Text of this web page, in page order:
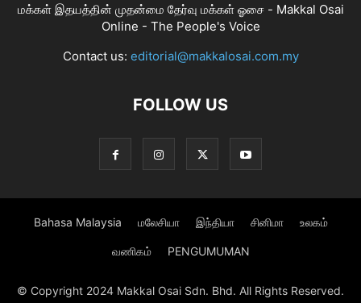
மக்கள் இதயத்தின் முதன்மை தேர்வு மக்கள் ஓசை - Makkal Osai
Online - The People's Voice
Contact us: editorial@makkalosai.com.my
FOLLOW US
Bahasa Malaysia மலேசியா இந்தியா சினிமா உலகம்
வணிகம் PENGUMUMAN
© Copyright 2024 Makkal Osai Sdn. Bhd. All Rights Reserved.